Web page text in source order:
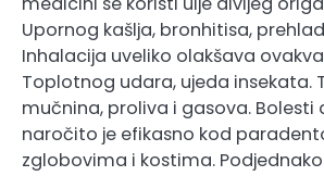
Upornog kašlja, bronhitisa,
Inhalacija uveliko olakšava
Toplotnog udara, ujeda insekata.
mučnina, proliva i gasova. Bolesti
naročito je efikasno kod
zglobovima i kostima.